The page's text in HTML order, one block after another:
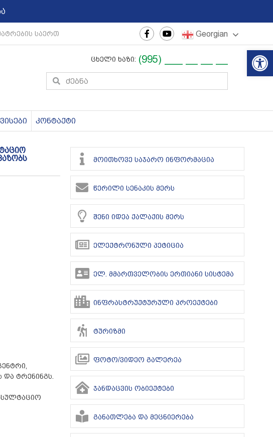
საერთაშორისო ახალგაზრდული ფესტივალი | რეგიონული
Georgian
ცხელი ხაზი: (995) ___ __ __ __
კონტაქტი
ტრენინგს.
მოითხოვე საჯარო ინფორმაცია
წერილი სენაკის მერს
შენი იდეა ქალაქის მერს
ელექტრონული პეტიცია
ელ. მმართველობის ერთიანი სისტემა
ინფრასტრუქტურული პროექტები
ტურიზმი
ფოტო/ვიდეო გალერეა
ჯანდაცვის ობიექტები
განათლება და მეცნიერება